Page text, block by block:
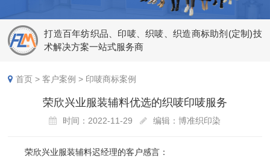
打造百年纺织品、印唛、织唛、织造商标助剂(定制)技
术解决方案一站式服务商
首页 >客户案例 > 印唛商标案例
荣欣兴业服装辅料优选的织唛印唛服务
时间：2022-11-29 编辑：博准织印染
荣欣兴业服装辅料迟经理的客户感言：